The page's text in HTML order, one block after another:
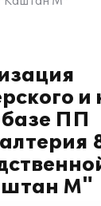
и
базе ПП
М"